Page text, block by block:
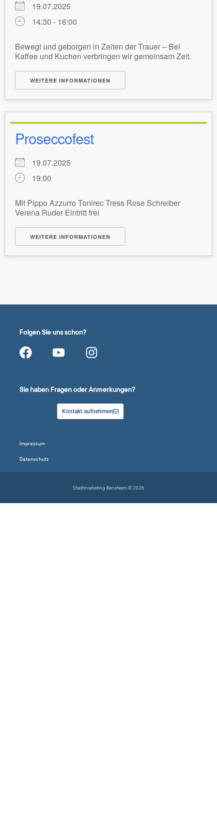
19.07.2025
14:30 - 16:00
Bewegt und geborgen in Zeiten der Trauer – Bei
Kaffee und Kuchen verbringen wir gemeinsam Zeit.
WEITERE INFORMATIONEN
Proseccofest
19.07.2025
19:00
Mit Pippo Azzurro Tonirec Tress Rose Schreiber
Verena Ruder Eintritt frei
WEITERE INFORMATIONEN
Folgen Sie uns schon?
Sie haben Fragen oder Anmerkungen?
Kontakt aufnehmen
Impressum
Datenschutz
Stadtmarketing Bensheim © 2026